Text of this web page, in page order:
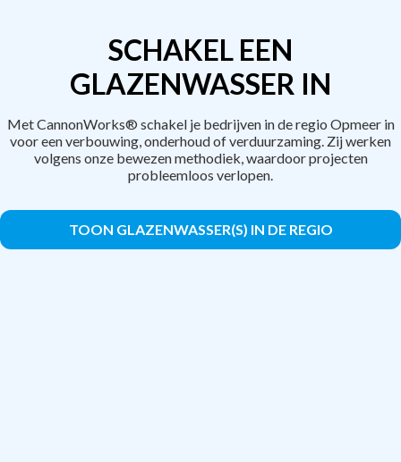
SCHAKEL EEN
GLAZENWASSER IN
Met CannonWorks® schakel je bedrijven in de regio Opmeer in
voor een verbouwing, onderhoud of verduurzaming. Zij werken
volgens onze bewezen methodiek, waardoor projecten
probleemloos verlopen.
TOON GLAZENWASSER(S) IN DE REGIO